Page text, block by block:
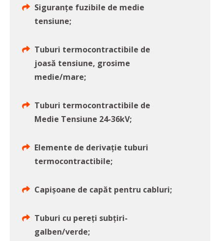
Siguranțe fuzibile de medie
tensiune;
Tuburi termocontractibile de
joasă tensiune, grosime
medie/mare;
Tuburi termocontractibile de
Medie Tensiune 24-36kV;
Elemente de derivație tuburi
termocontractibile;
Capișoane de capăt pentru cabluri;
Tuburi cu pereți subțiri-
galben/verde;